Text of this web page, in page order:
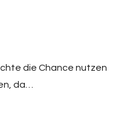
die Chance nutzen
da…